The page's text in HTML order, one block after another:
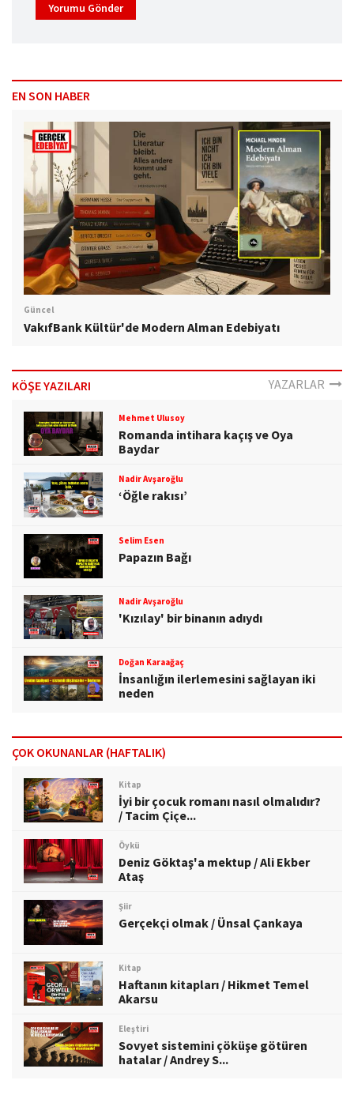
Yorumu Gönder
EN SON HABER
Güncel
VakıfBank Kültür'de Modern Alman Edebiyatı
KÖŞE YAZILARI YAZARLAR
Mehmet Ulusoy
Romanda intihara kaçış ve Oya
Baydar
Nadir Avşaroğlu
‘Öğle rakısı’
Selim Esen
Papazın Bağı
Nadir Avşaroğlu
'Kızılay' bir binanın adıydı
Doğan Karaağaç
İnsanlığın ilerlemesini sağlayan iki
neden
ÇOK OKUNANLAR (HAFTALIK)
Kitap
İyi bir çocuk romanı nasıl olmalıdır?
/ Tacim Çiçe...
Öykü
Deniz Göktaş'a mektup / Ali Ekber
Ataş
Şiir
Gerçekçi olmak / Ünsal Çankaya
Kitap
Haftanın kitapları / Hikmet Temel
Akarsu
Eleştiri
Sovyet sistemini çöküşe götüren
hatalar / Andrey S...